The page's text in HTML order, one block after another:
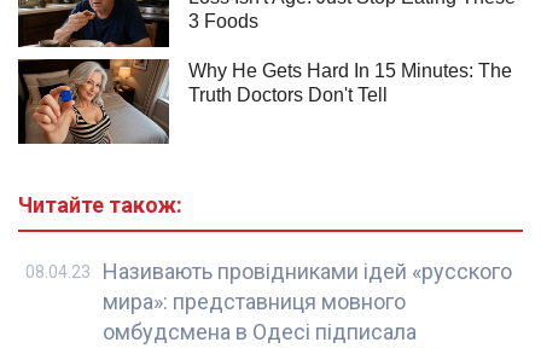
Читайте також:
Називають провідниками ідей «русского
мира»: представниця мовного
омбудсмена в Одесі підписала
08.04.23